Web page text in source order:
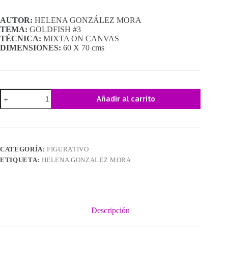
AUTOR: HELENA GONZÁLEZ MORA
TEMA: GOLDFISH #3
TÉCNICA: MIXTA ON CANVAS
DIMENSIONES: 60 X 70 cms
Goldfish
#3
cantidad
Añadir al carrito
CATEGORÍA:FIGURATIVO
ETIQUETA: HELENA GONZALEZ MORA
Descripción